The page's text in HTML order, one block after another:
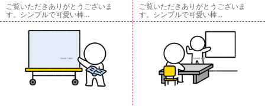
ご覧いただきありがとうございま
す。シンプルで可愛い棒...
ご覧いただきありがとうございま
す。シンプルで可愛い棒...